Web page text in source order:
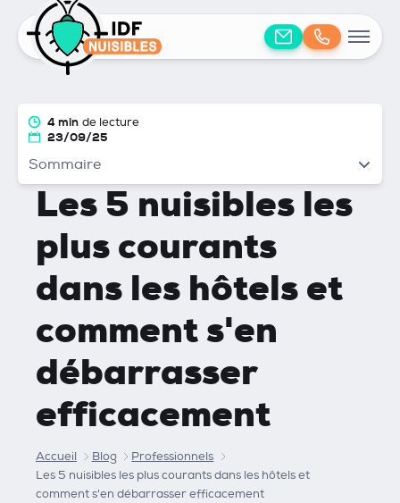
4 min de lecture
23/09/25
Sommaire
Les 5 nuisibles les
plus courants
dans les hôtels et
comment s'en
débarrasser
efficacement
Accueil Blog
Professionnels
Les 5 nuisibles les plus courants dans les hôtels et
comment s'en débarrasser efficacement